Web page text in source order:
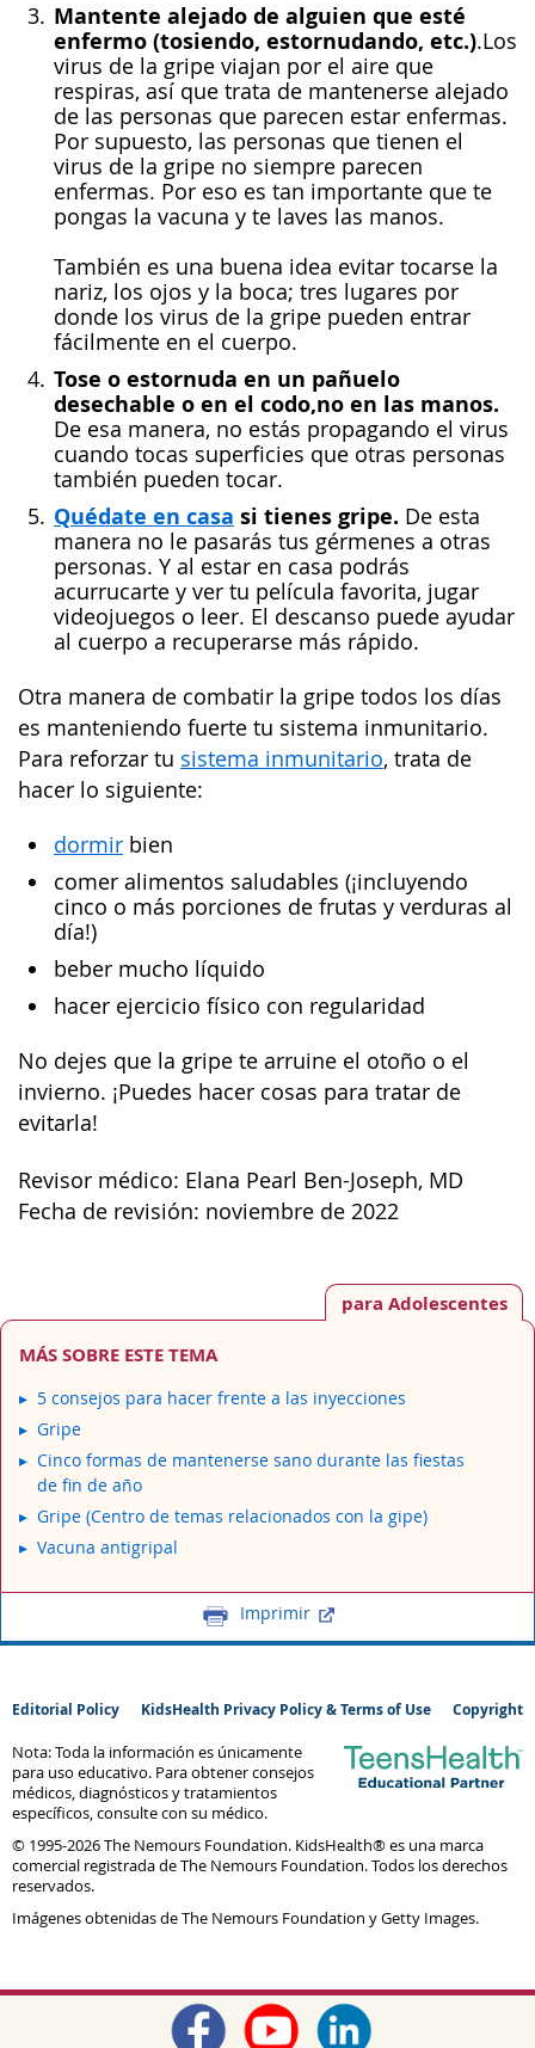
Mantente alejado de alguien que esté
enfermo (tosiendo, estornudando, etc.).Los
virus de la gripe viajan por el aire que
respiras, así que trata de mantenerse alejado
de las personas que parecen estar enfermas.
Por supuesto, las personas que tienen el
virus de la gripe no siempre parecen
enfermas. Por eso es tan importante que te
pongas la vacuna y te laves las manos.
También es una buena idea evitar tocarse la
nariz, los ojos y la boca; tres lugares por
donde los virus de la gripe pueden entrar
fácilmente en el cuerpo.
Tose o estornuda en un pañuelo
desechable o en el codo,no en las manos.
De esa manera, no estás propagando el virus
cuando tocas superficies que otras personas
también pueden tocar.
Quédate en casa si tienes gripe. De esta
manera no le pasarás tus gérmenes a otras
personas. Y al estar en casa podrás
acurrucarte y ver tu película favorita, jugar
videojuegos o leer. El descanso puede ayudar
al cuerpo a recuperarse más rápido.
Otra manera de combatir la gripe todos los días
es manteniendo fuerte tu sistema inmunitario.
Para reforzar tu sistema inmunitario, trata de
hacer lo siguiente:
dormir bien
comer alimentos saludables (¡incluyendo
cinco o más porciones de frutas y verduras al
día!)
beber mucho líquido
hacer ejercicio físico con regularidad
No dejes que la gripe te arruine el otoño o el
invierno. ¡Puedes hacer cosas para tratar de
evitarla!
Revisor médico: Elana Pearl Ben-Joseph, MD
Fecha de revisión: noviembre de 2022
para Adolescentes
MÁS SOBRE ESTE TEMA
5 consejos para hacer frente a las inyecciones
Gripe
Cinco formas de mantenerse sano durante las fiestas
de fin de año
Gripe (Centro de temas relacionados con la gipe)
Vacuna antigripal
Imprimir
Editorial Policy KidsHealth Privacy Policy & Terms of Use Copyright
Nota: Toda la información es únicamente
para uso educativo. Para obtener consejos
médicos, diagnósticos y tratamientos
específicos, consulte con su médico.
© 1995-2026 The Nemours Foundation. KidsHealth® es una marca
comercial registrada de The Nemours Foundation. Todos los derechos
reservados.
Imágenes obtenidas de The Nemours Foundation y Getty Images.